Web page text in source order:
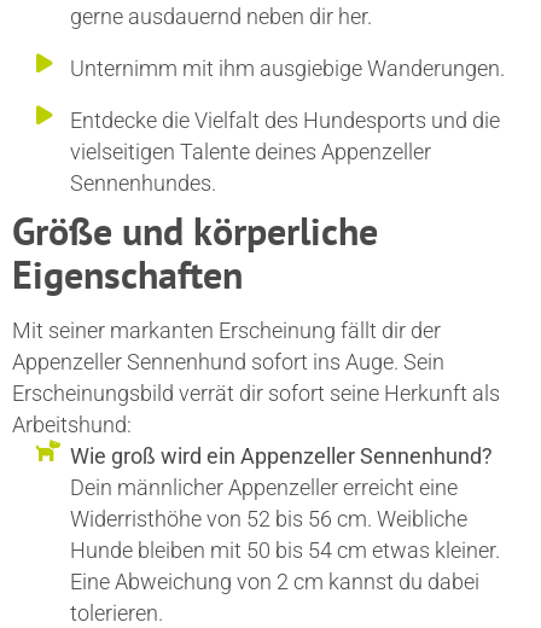
gerne ausdauernd neben dir her.
Unternimm mit ihm ausgiebige Wanderungen.
Entdecke die Vielfalt des Hundesports und die
vielseitigen Talente deines Appenzeller
Sennenhundes.
Größe und körperliche
Eigenschaften
Mit seiner markanten Erscheinung fällt dir der
Appenzeller Sennenhund sofort ins Auge. Sein
Erscheinungsbild verrät dir sofort seine Herkunft als
Arbeitshund:
Wie groß wird ein Appenzeller Sennenhund?
Dein männlicher Appenzeller erreicht eine
Widerristhöhe von 52 bis 56 cm. Weibliche
Hunde bleiben mit 50 bis 54 cm etwas kleiner.
Eine Abweichung von 2 cm kannst du dabei
tolerieren.